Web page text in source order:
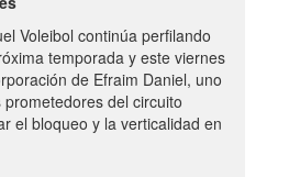
continúa perfilando
temporada y este viernes
de Efraim Daniel, uno
del circuito
el bloqueo y la verticalidad en